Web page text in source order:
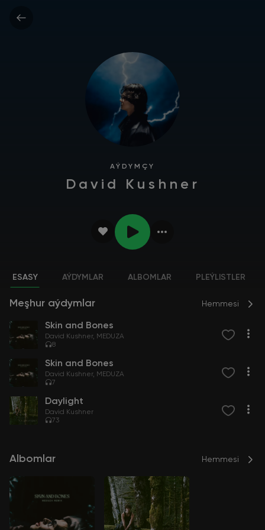
AÝDYMÇY
David Kushner
ESASY AÝDYMLAR ALBOMLAR PLEÝLISTLER
Meşhur aýdymlar Hemmesi
Skin and Bones
David Kushner
MEDUZA
8
Skin and Bones
David Kushner
MEDUZA
7
Daylight
David Kushner
73
Albomlar Hemmesi